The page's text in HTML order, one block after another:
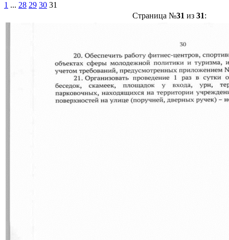
1 ... 28 29 30 31
Страница №31 из 31: